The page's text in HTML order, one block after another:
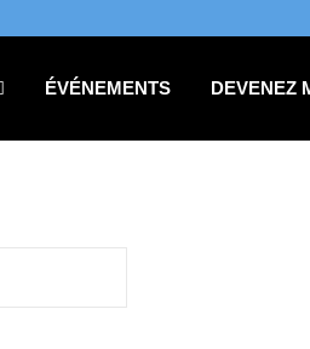
ÉVÉNEMENTS DEVENEZ